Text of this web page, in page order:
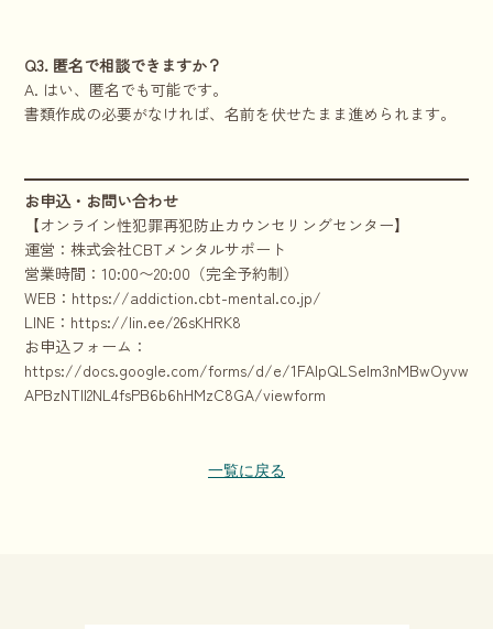
Q3. 匿名で相談できますか？
A. はい、匿名でも可能です。
書類作成の必要がなければ、名前を伏せたまま進められます。
お申込・お問い合わせ
【オンライン性犯罪再犯防止カウンセリングセンター】
運営：株式会社CBTメンタルサポート
営業時間：10:00〜20:00（完全予約制）
WEB： https://addiction.cbt-mental.co.jp/
LINE： https://lin.ee/26sKHRK8
お申込フォーム：
https://docs.google.com/forms/d/e/
APBzNTll2NL4fsPB6b6hHMzC8GA/viewform
一覧に戻る